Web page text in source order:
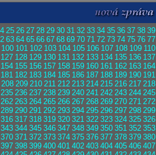
25 26 27 28 29 30 31 32 33 34 35 36 37 38 39
63 64 65 66 67 68 69 70 71 72 73 74 75 76 77
100 101 102 103 104 105 106 107 108 109 110
127 128 129 130 131 132 133 134 135 136 137
154 155 156 157 158 159 160 161 162 163 164
181 182 183 184 185 186 187 188 189 190 191
208 209 210 211 212 213 214 215 216 217 218
235 236 237 238 239 240 241 242 243 244 245
262 263 264 265 266 267 268 269 270 271 272
289 290 291 292 293 294 295 296 297 298 299
316 317 318 319 320 321 322 323 324 325 326
343 344 345 346 347 348 349 350 351 352 353
370 371 372 373 374 375 376 377 378 379 380
397 398 399 400 401 402 403 404 405 406 407